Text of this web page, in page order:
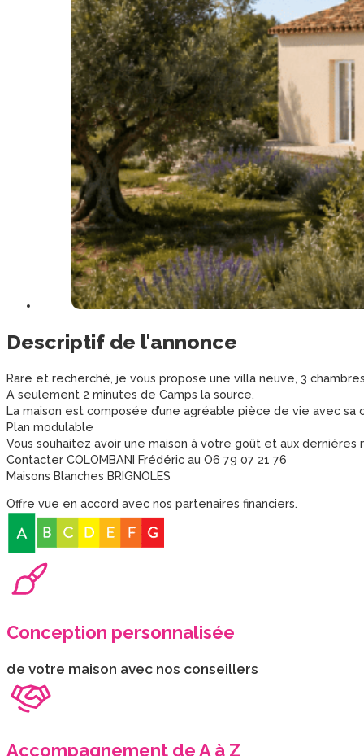
Descriptif de l'annonce
Rare et recherché, je vous propose une villa neuve, 3
A seulement 2 minutes de Camps la source.
La maison est composée d’une agréable pièce de vie avec
Plan modulable
Vous souhaitez avoir une maison à votre goût et aux dernières
Contacter COLOMBANI Frédéric au O6 79 07 21 76
Maisons Blanches BRIGNOLES
Offre vue en accord avec nos partenaires financiers.
Conception personnalisée
de votre maison avec nos conseillers
Accompagnement de A à Z